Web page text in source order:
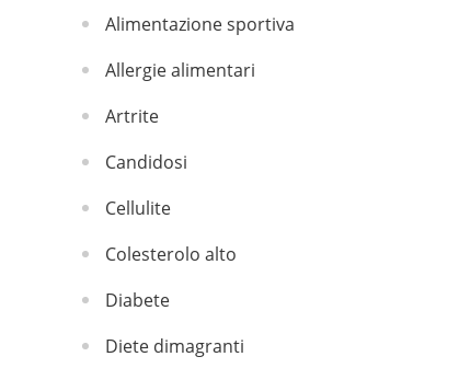
Alimentazione sportiva
Allergie alimentari
Artrite
Candidosi
Cellulite
Colesterolo alto
Diabete
Diete dimagranti